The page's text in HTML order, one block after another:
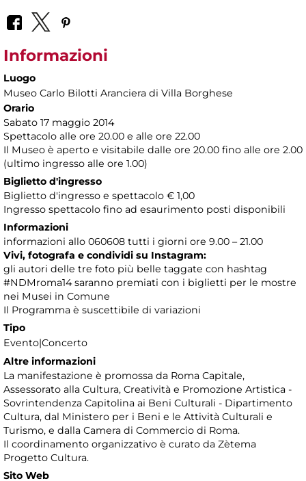
Informazioni
Luogo
Museo Carlo Bilotti Aranciera di Villa Borghese
Orario
Sabato 17 maggio 2014
Spettacolo alle ore 20.00 e alle ore 22.00
Il Museo è aperto e visitabile dalle ore 20.00 fino alle ore 2.00
(ultimo ingresso alle ore 1.00)
Biglietto d'ingresso
Biglietto d'ingresso e spettacolo € 1,00
Ingresso spettacolo fino ad esaurimento posti disponibili
Informazioni
informazioni allo 060608 tutti i giorni ore 9.00 – 21.00
Vivi, fotografa e condividi su Instagram:
gli autori delle tre foto più belle taggate con hashtag
#NDMroma14 saranno premiati con i biglietti per le mostre
nei Musei in Comune
Il Programma è suscettibile di variazioni
Tipo
Evento|Concerto
Altre informazioni
La manifestazione è promossa da Roma Capitale,
Assessorato alla Cultura, Creatività e Promozione Artistica -
Sovrintendenza Capitolina ai Beni Culturali - Dipartimento
Cultura, dal Ministero per i Beni e le Attività Culturali e
Turismo, e dalla Camera di Commercio di Roma.
Il coordinamento organizzativo è curato da Zètema
Progetto Cultura.
Sito Web